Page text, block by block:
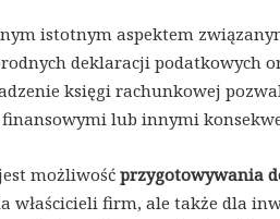
istotnym aspektem
deklaracji podatkowych
księgi rachunkowej
lub innymi
możliwośćprzygotowywania
właścicieli firm, ale także dla